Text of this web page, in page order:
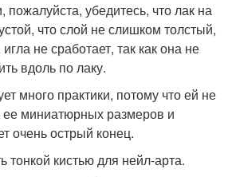
пожалуйста, убедитесь, что лак на
что слой не слишком толстый,
не сработает, так как она не
вдоль по лаку.
много практики, потому что ей не
ее миниатюрных размеров и
очень острый конец.
тонкой кистью для нейл-арта.